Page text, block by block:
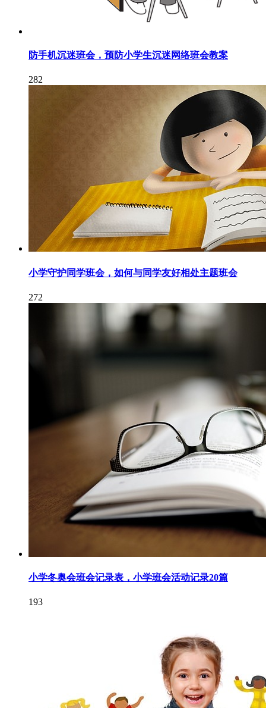
防手机沉迷班会，预防小学生沉迷网络班会教案
282
小学守护同学班会，如何与同学友好相处主题班会
272
小学冬奥会班会记录表，小学班会活动记录20篇
193